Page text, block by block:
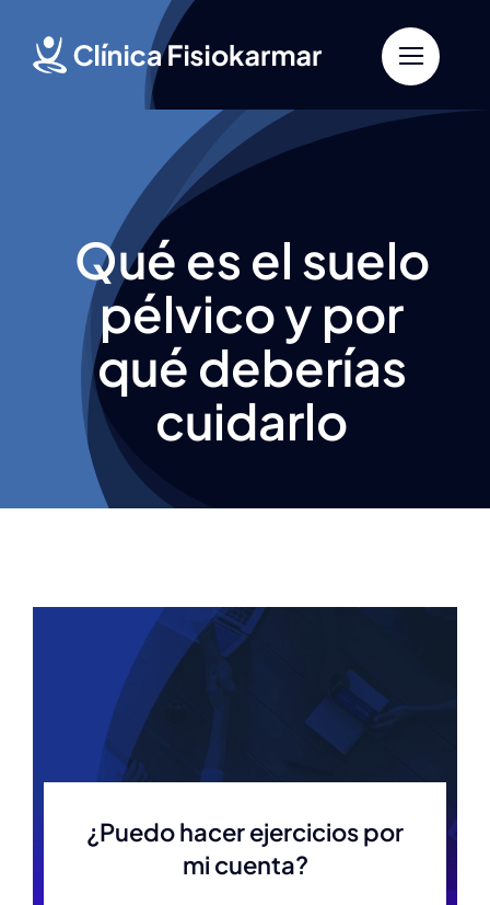
contenido
Qué es el suelo
pélvico y por
qué deberías
cuidarlo
¿Puedo hacer ejercicios por
mi cuenta?